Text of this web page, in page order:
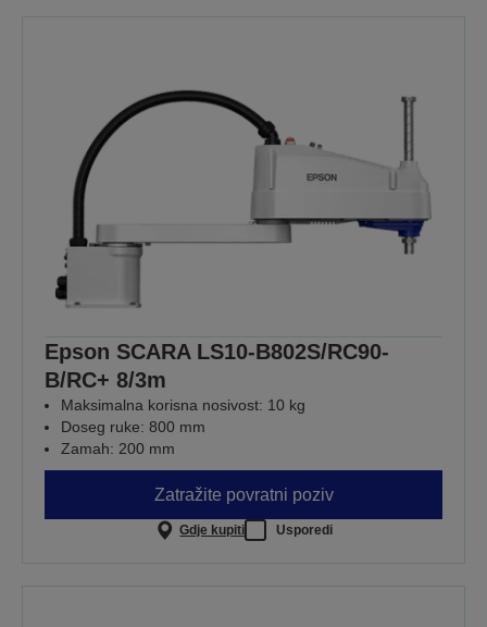
Epson SCARA LS10-B802S/RC90-
B/RC+ 8/3m
Maksimalna korisna nosivost: 10 kg
Doseg ruke: 800 mm
Zamah: 200 mm
Zatražite povratni poziv
Gdje kupiti Usporedi